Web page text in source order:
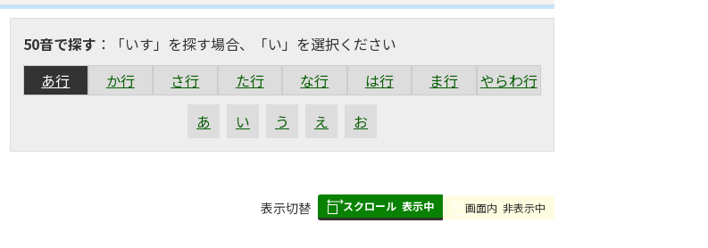
50音で探す ：「いす」を探す場合、「い」を選択ください
あ行
か行 さ行 た行 な行 は行 ま行
やらわ行
あ
い う え お
表
表示切替 スクロール 表示中 画面内 非表示中